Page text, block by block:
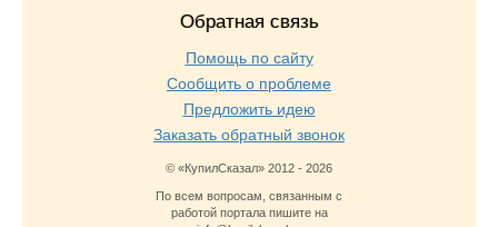
Обратная связь
Помощь по сайту
Сообщить о проблеме
Предложить идею
Заказать обратный звонок
© «КупилСказал» 2012 - 2026
По всем вопросам, связанным с
работой портала пишите на